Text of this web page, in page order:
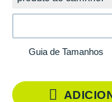
Guia de Tamanhos